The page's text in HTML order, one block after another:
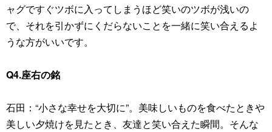
ャグですぐツボに入ってしまうほど笑いのツボが浅いの
で、それを引かずにくだらないことを一緒に笑い合えるよ
うな方がいいです。
Q4.座右の銘
石田：“小さな幸せを大切に”。美味しいものを食べたときや
美しい夕焼けを見たとき、友達と笑い合えた瞬間。そんな